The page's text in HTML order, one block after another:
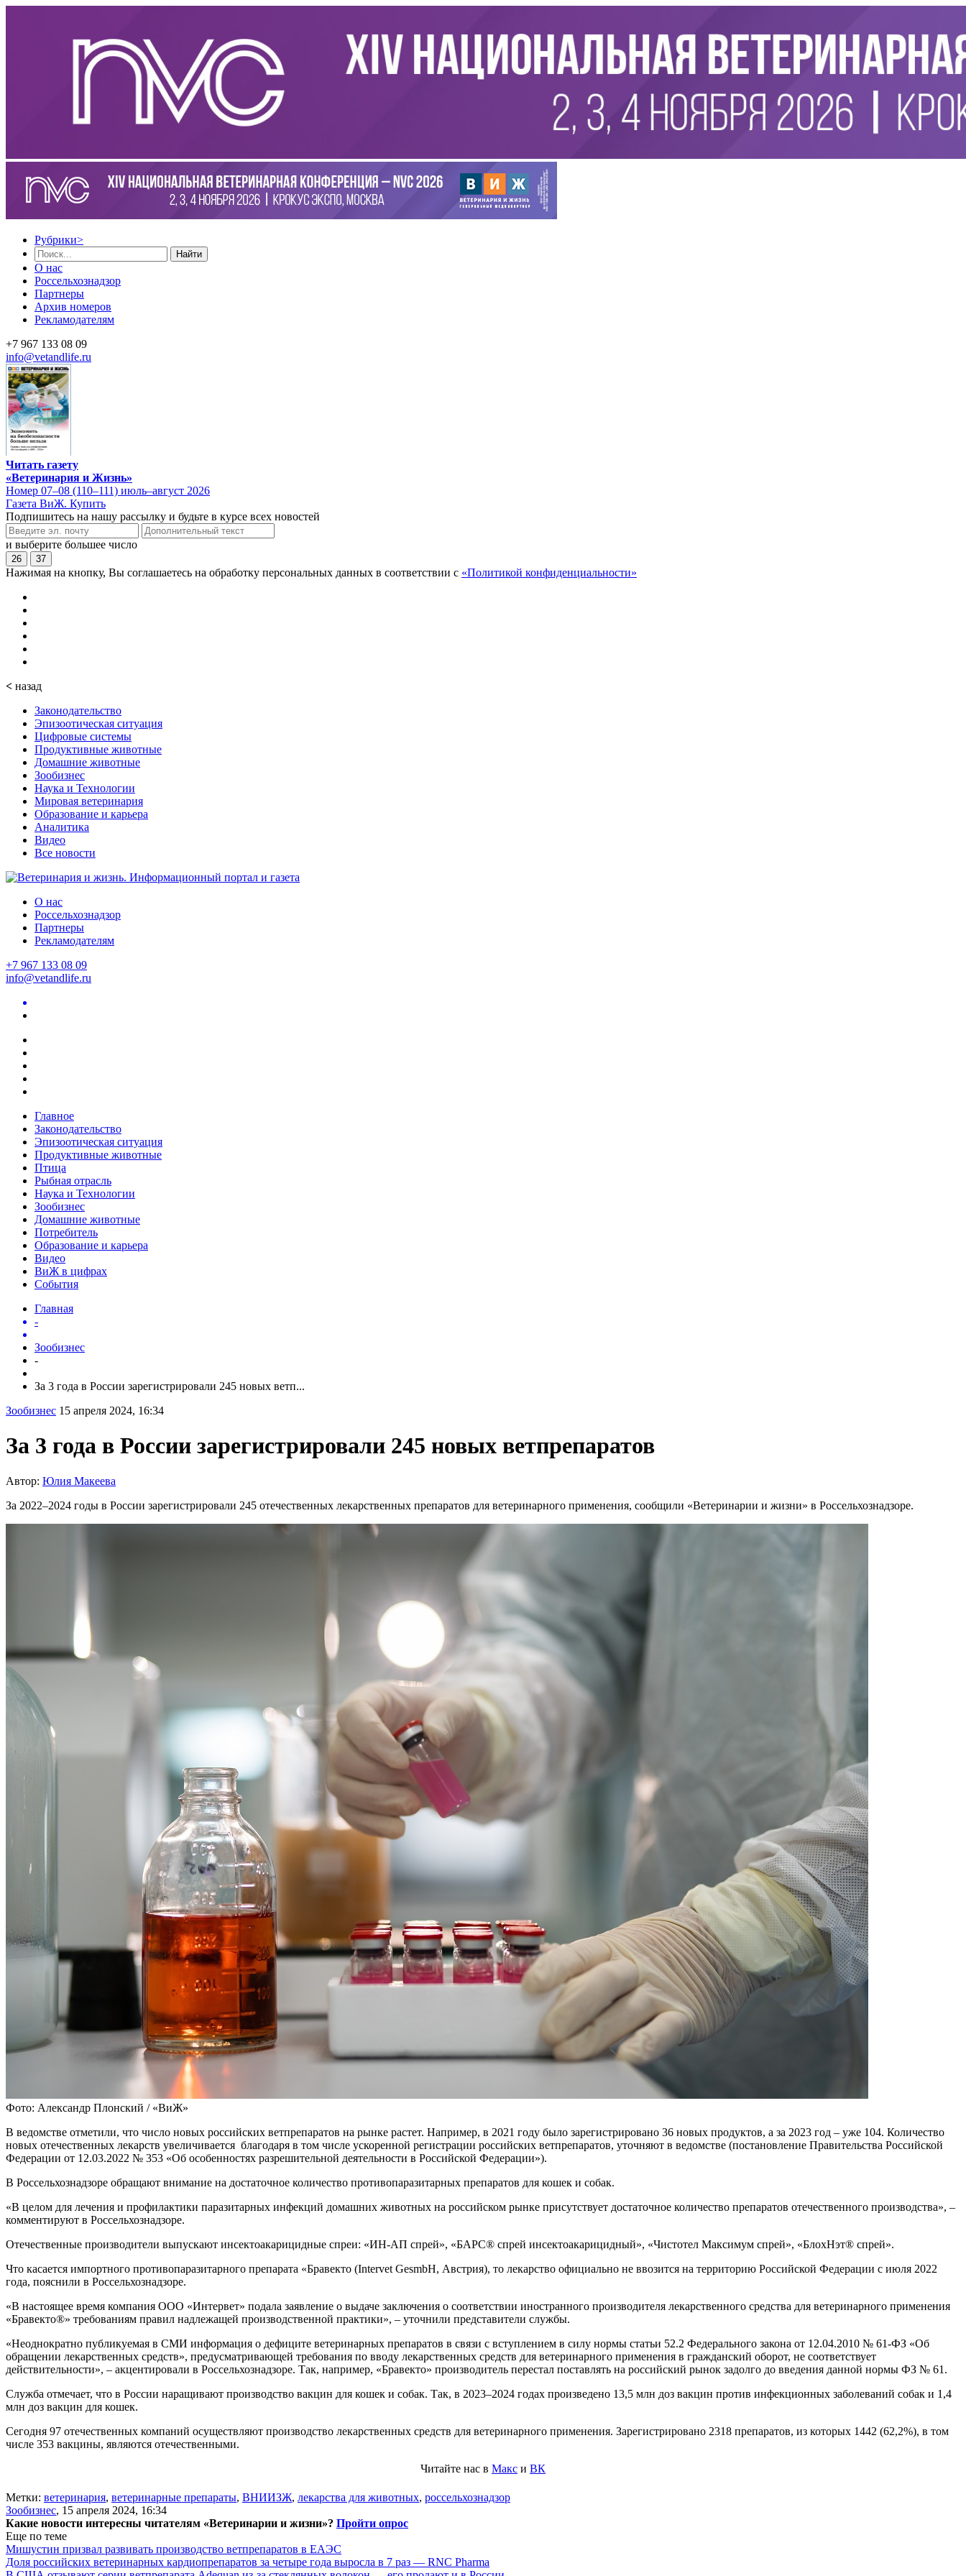
Рубрики>
Найти
О нас
Россельхознадзор
Партнеры
Архив номеров
Рекламодателям
+7 967 133 08 09
info@vetandlife.ru
Читать газету
«Ветеринария и Жизнь»
Номер 07–08 (110–111) июль–август 2026
Газета ВиЖ. Купить
Подпишитесь на нашу рассылку и будьте в курсе всех новостей
и выберите большее число
26 37
Нажимая на кнопку, Вы соглашаетесь на обработку персональных данных в соответствии с «Политикой конфиденциальности»
< назад
Законодательство
Эпизоотическая ситуация
Цифровые системы
Продуктивные животные
Домашние животные
Зообизнес
Наука и Технологии
Мировая ветеринария
Образование и карьера
Аналитика
Видео
Все новости
О нас
Россельхознадзор
Партнеры
Рекламодателям
+7 967 133 08 09
info@vetandlife.ru
Главное
Законодательство
Эпизоотическая ситуация
Продуктивные животные
Птица
Рыбная отрасль
Наука и Технологии
Зообизнес
Домашние животные
Потребитель
Образование и карьера
Видео
ВиЖ в цифрах
События
Главная
-
Зообизнес
-
За 3 года в России зарегистрировали 245 новых ветп...
Зообизнес 15 апреля 2024, 16:34
За 3 года в России зарегистрировали 245 новых ветпрепаратов
Автор: Юлия Макеева
За 2022–2024 годы в России зарегистрировали 245 отечественных лекарственных препаратов для ветеринарного применения, сообщили «Ветеринарии и жизни» в Россельхознадзоре.
Фото: Александр Плонский / «ВиЖ»
В ведомстве отметили, что число новых российских ветпрепаратов на рынке растет. Например, в 2021 году было зарегистрировано 36 новых продуктов, а за 2023 год – уже 104. Количество
новых отечественных лекарств увеличивается благодаря в том числе ускоренной регистрации российских ветпрепаратов, уточняют в ведомстве (постановление Правительства Российской
Федерации от 12.03.2022 № 353 «Об особенностях разрешительной деятельности в Российской Федерации»).
В Россельхознадзоре обращают внимание на достаточное количество противопаразитарных препаратов для кошек и собак.
«В целом для лечения и профилактики паразитарных инфекций домашних животных на российском рынке присутствует достаточное количество препаратов отечественного производства», –
комментируют в Россельхознадзоре.
Отечественные производители выпускают инсектоакарицидные спреи: «ИН-АП спрей», «БАРС® спрей инсектоакарицидный», «Чистотел Максимум спрей», «БлохНэт® спрей».
Что касается импортного противопаразитарного препарата «Бравекто (Intervet GesmbH, Австрия), то лекарство официально не ввозится на территорию Российской Федерации с июля 2022
года, пояснили в Россельхознадзоре.
«В настоящее время компания ООО «Интервет» подала заявление о выдаче заключения о соответствии иностранного производителя лекарственного средства для ветеринарного применения
«Бравекто®» требованиям правил надлежащей производственной практики», – уточнили представители службы.
«Неоднократно публикуемая в СМИ информация о дефиците ветеринарных препаратов в связи с вступлением в силу нормы статьи 52.2 Федерального закона от 12.04.2010 № 61-ФЗ «Об
обращении лекарственных средств», предусматривающей требования по вводу лекарственных средств для ветеринарного применения в гражданский оборот, не соответствует
действительности», – акцентировали в Россельхознадзоре. Так, например, «Бравекто» производитель перестал поставлять на российский рынок задолго до введения данной нормы ФЗ № 61.
Служба отмечает, что в России наращивают производство вакцин для кошек и собак. Так, в 2023–2024 годах произведено 13,5 млн доз вакцин против инфекционных заболеваний собак и 1,4
млн доз вакцин для кошек.
Сегодня 97 отечественных компаний осуществляют производство лекарственных средств для ветеринарного применения. Зарегистрировано 2318 препаратов, из которых 1442 (62,2%), в том
числе 353 вакцины, являются отечественными.
Читайте нас в Макс и ВК
Метки: ветеринария, ветеринарные препараты, ВНИИЗЖ, лекарства для животных, россельхознадзор
Зообизнес, 15 апреля 2024, 16:34
Какие новости интересны читателям «Ветеринарии и жизни»? Пройти опрос
Еще по теме
Мишустин призвал развивать производство ветпрепаратов в ЕАЭС
Доля российских ветеринарных кардиопрепаратов за четыре года выросла в 7 раз — RNC Pharma